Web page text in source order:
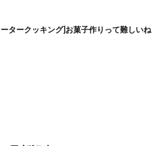
タークッキング]お菓子作りって難しいね